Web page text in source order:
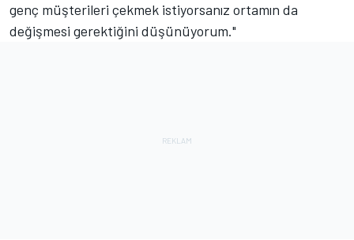
genç müşterileri çekmek istiyorsanız ortamın da
değişmesi gerektiğini düşünüyorum."